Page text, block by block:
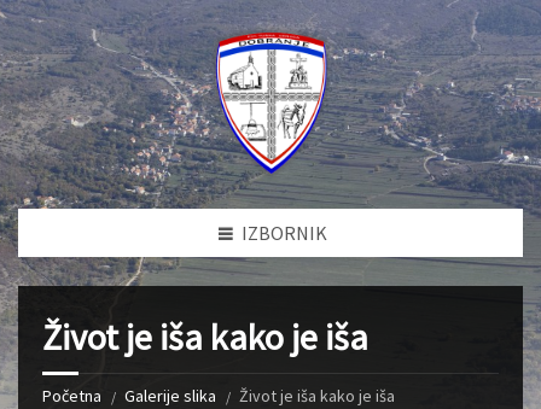
IZBORNIK
Život je iša kako je iša
Početna Galerije slika Život je iša kako je iša